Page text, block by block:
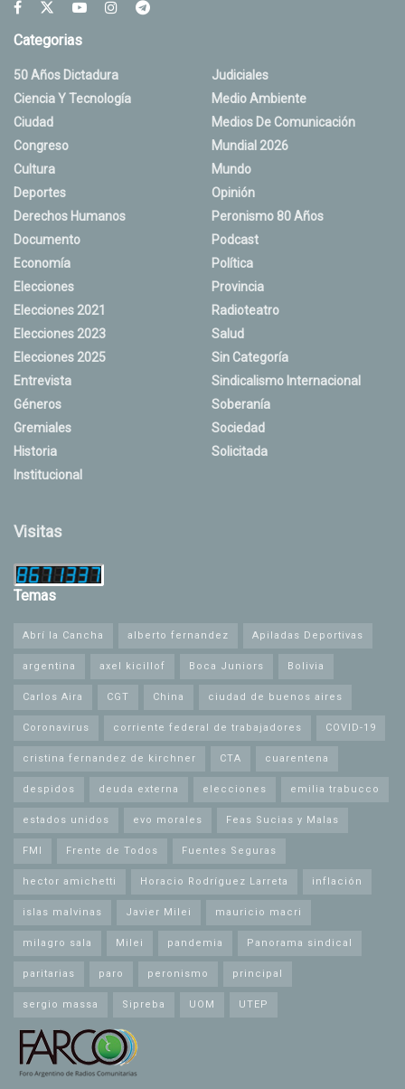
Categorias
50 Años Dictadura
Ciencia Y Tecnología
Ciudad
Congreso
Cultura
Deportes
Derechos Humanos
Documento
Economía
Elecciones
Elecciones 2021
Elecciones 2023
Elecciones 2025
Entrevista
Géneros
Gremiales
Historia
Institucional
Judiciales
Medio Ambiente
Medios De Comunicación
Mundial 2026
Mundo
Opinión
Peronismo 80 Años
Podcast
Política
Provincia
Radioteatro
Salud
Sin Categoría
Sindicalismo Internacional
Soberanía
Sociedad
Solicitada
Visitas
Temas
Abrí la Cancha alberto fernandez Apiladas Deportivas
argentina axel kicillof Boca Juniors Bolivia
Carlos Aira CGT China ciudad de buenos aires
Coronavirus corriente federal de trabajadores COVID-19
cristina fernandez de kirchner CTA cuarentena
despidos deuda externa elecciones emilia trabucco
estados unidos evo morales Feas Sucias y Malas
FMI Frente de Todos Fuentes Seguras
hector amichetti Horacio Rodríguez Larreta inflación
islas malvinas Javier Milei mauricio macri
milagro sala Milei pandemia Panorama sindical
paritarias paro peronismo principal
sergio massa Sipreba UOM UTEP